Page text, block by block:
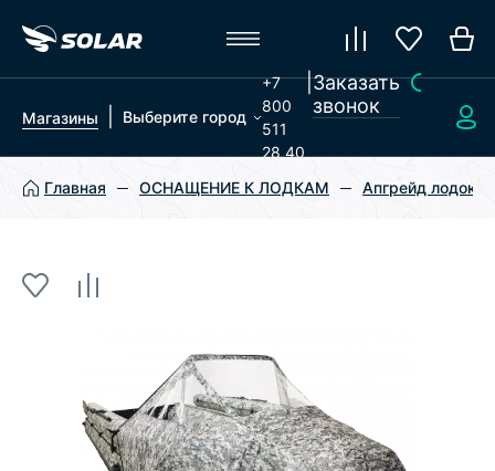
Магазины Выберите город
+7
800
511
28 40
|Заказать
звонок
Главная ОСНАЩЕНИЕ К ЛОДКАМ Апгрейд лодок